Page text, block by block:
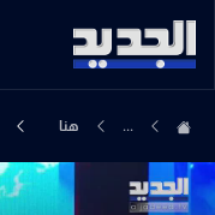
...
هنا